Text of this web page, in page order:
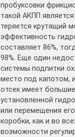
пробуксовки
такой АКПП
теряется крутящий
эффективность
составляет 86%,
98%. Еще один
системы подпитки
место под капотом,
отсек имеет
установленной
или перемещения
коробки, как и во
возможности